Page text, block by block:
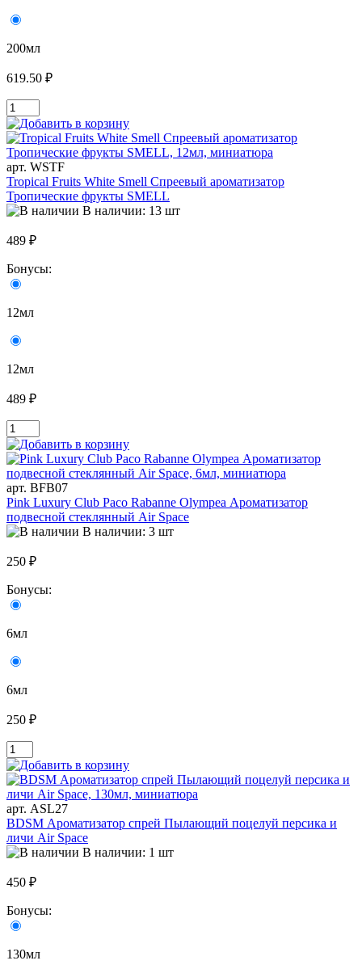
200мл
619.50 ₽
арт. WSTF
Tropical Fruits White Smell Спреевый ароматизатор
Тропические фрукты SMELL
В наличии: 13 шт
489 ₽
Бонусы:
12мл
12мл
489 ₽
арт. BFB07
Pink Luxury Club Paco Rabanne Olympea Ароматизатор
подвесной стеклянный Air Space
В наличии: 3 шт
250 ₽
Бонусы:
6мл
6мл
250 ₽
арт. ASL27
BDSM Ароматизатор спрей Пылающий поцелуй персика и
личи Air Space
В наличии: 1 шт
450 ₽
Бонусы:
130мл